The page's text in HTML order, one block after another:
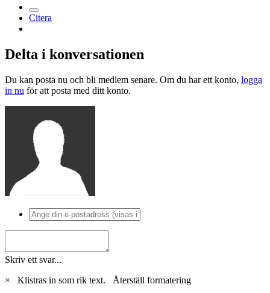
Citera
Delta i konversationen
Du kan posta nu och bli medlem senare. Om du har ett konto, logga
in nu för att posta med ditt konto.
Skriv ett svar...
×
Klistras in som rik text. Återställ formatering